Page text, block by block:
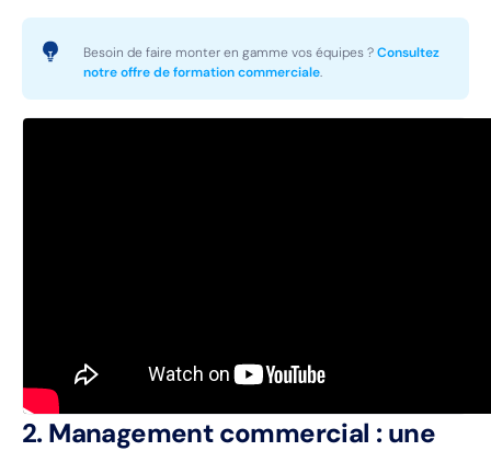
Besoin de faire monter en gamme vos équipes ?Consultez
notre offre de formation commerciale.
2. Management commercial : une